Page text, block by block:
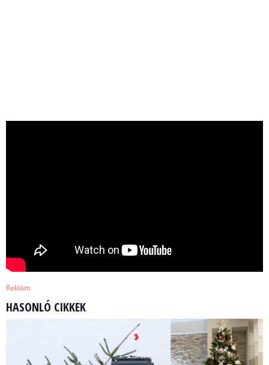
Reklám
HASONLÓ CIKKEK